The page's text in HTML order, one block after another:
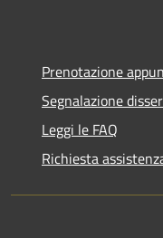
Prenotazione
Segnalazione
Leggi le FAQ
Richiesta